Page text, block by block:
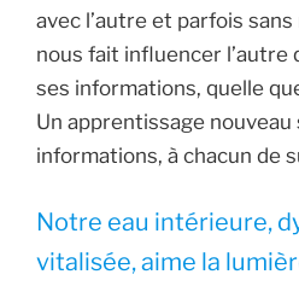
avec l’autre et parfois
nous fait influencer l’autre
ses informations, quelle
Un apprentissage nouveau
informations, à chacun de
Notre eau intérieure,
vitalisée, aime la